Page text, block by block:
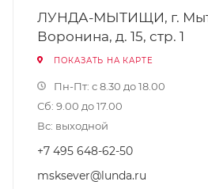
ЛУНДА-МЫТИЩИ, г.
Воронина, д. 15, стр. 1
ПОКАЗАТЬ НА КАРТЕ
Пн-Пт: с 8.30 до 18.00
Сб: 9.00 до 17.00
Вс: выходной
+7 495 648-62-50
msksever@lunda.ru